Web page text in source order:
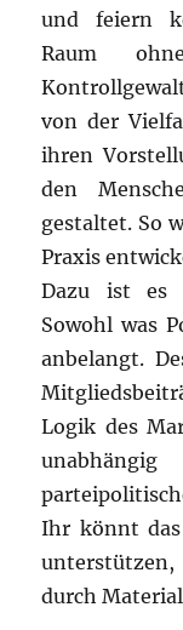
und feiern
Raum
von der
ihren
den
gestaltet. So
Praxis
Dazu ist es
Sowohl was
anbelangt.
Logik des
Ihr könnt das
durch